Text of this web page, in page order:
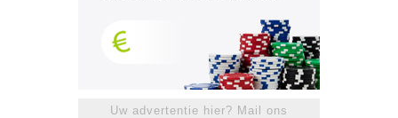
Uw advertentie hier? Mail ons